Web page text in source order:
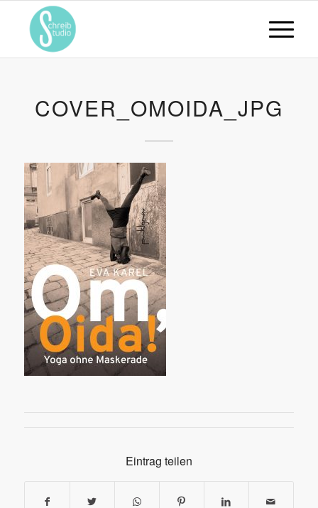
COVER_OMOIDA_JPG
Eintrag teilen